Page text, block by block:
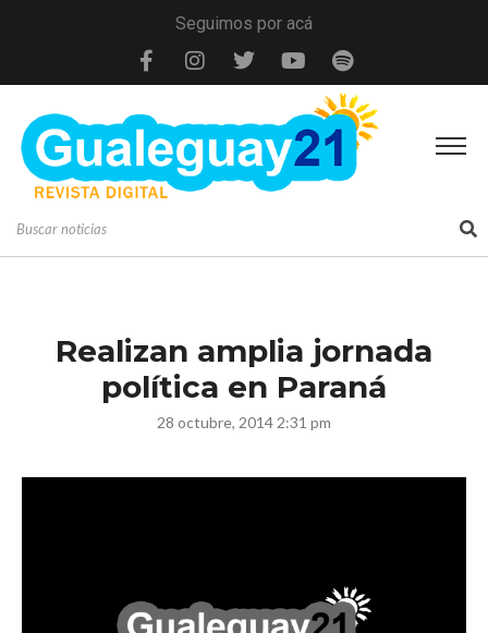
Seguimos por acá
Realizan amplia jornada
política en Paraná
28 octubre, 2014 2:31 pm